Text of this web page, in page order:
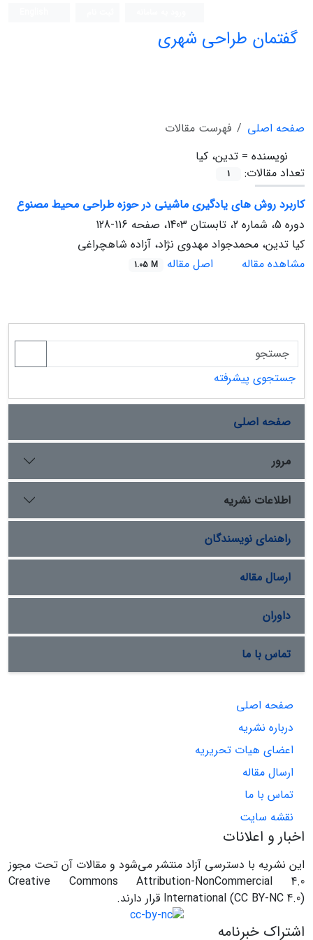
گفتمان طراحی شهری
صفحه اصلی
فهرست مقالات
نویسنده = تدین، کیا
تعداد مقالات:
1
کاربرد روش های یادگیری ماشینی در حوزه طراحی محیط مصنوع
دوره 5، شماره 2، تابستان 1403، صفحه
116-128
کیا تدین، محمدجواد مهدوی نژاد، آزاده شاهچراغی
مشاهده مقاله
اصل مقاله 1.05 M
جستجوی پیشرفته
صفحه اصلی
مرور
اطلاعات نشریه
راهنمای نویسندگان
ارسال مقاله
داوران
تماس با ما
صفحه اصلی
درباره نشریه
اعضای هیات تحریریه
ارسال مقاله
تماس با ما
نقشه سایت
اخبار و اعلانات
این نشریه با دسترسی آزاد منتشر می‌شود و مقالات آن تحت مجوز
Creative Commons Attribution-NonCommercial 4.0
International (CC BY-NC 4.0) قرار دارند.
اشتراک خبرنامه